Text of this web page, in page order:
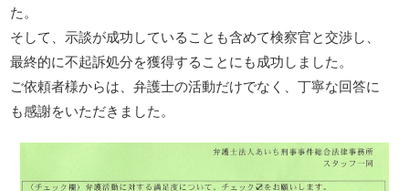
た。
そして、示談が成功していることも含めて検察官と交渉し、
最終的に不起訴処分を獲得することにも成功しました。
ご依頼者様からは、弁護士の活動だけでなく、丁寧な回答に
も感謝をいただきました。